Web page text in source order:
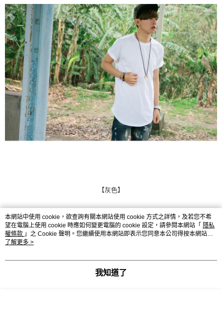
【灰色】
本網站中使用 cookie，欲查詢有關本網站使用 cookie 方式之詳情，及若您不希
望在電腦上使用 cookie 時應如何變更電腦的 cookie 設定，請參閱本網站「 隱私
權條款 」之 Cookie 聲明。您繼續使用本網站即表示您同意本公司得按本網站使
用條款之 Cookie 聲明使用 cookie。
了解更多 >
我知道了